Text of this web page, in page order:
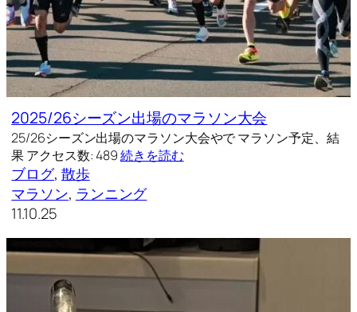
2025/26シーズン出場のマラソン大会
25/26シーズン出場のマラソン大会やで マラソン予定、結
果 アクセス数: 489続きを読む
ブログ, 散歩
マラソン, ランニング
11.10.25